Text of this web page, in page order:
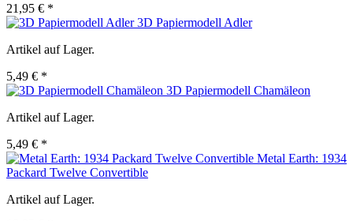
21,95 € *
3D Papiermodell Adler
Artikel auf Lager.
5,49 € *
3D Papiermodell Chamäleon
Artikel auf Lager.
5,49 € *
Metal Earth: 1934
Packard Twelve Convertible
Artikel auf Lager.